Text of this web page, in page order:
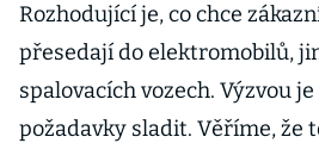
Rozhodující je, co chce
přesedají do elektromobilů,
spalovacích vozech. Výzvou
požadavky sladit. Věříme, že